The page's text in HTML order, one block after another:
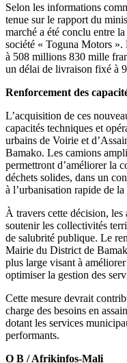
Selon les informations
tenue sur le rapport du
marché a été conclu entre
société « Toguna Motors ».
à 508 millions 830 mille
un délai de livraison fixé à
Renforcement des
L’acquisition de ces
capacités techniques et
urbains de Voirie et
Bamako. Les camions
permettront d’améliorer la
déchets solides, dans un
à l’urbanisation rapide de la
À travers cette décision,
soutenir les collectivités
de salubrité publique. Le
Mairie du District de
plus large visant à
optimiser la gestion des
Cette mesure devrait
charge des besoins en
dotant les services
performants.
O B / Afrikinfos-Mali